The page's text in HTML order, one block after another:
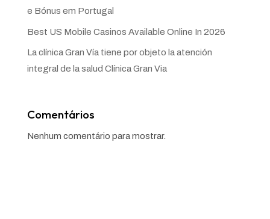
e Bónus em Portugal
Best US Mobile Casinos Available Online In 2026
La clínica Gran Vía tiene por objeto la atención
integral de la salud Clínica Gran Via
Comentários
Nenhum comentário para mostrar.